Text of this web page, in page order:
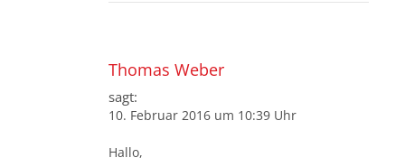
Thomas Weber
sagt:
10. Februar 2016 um 10:39 Uhr
Hallo,